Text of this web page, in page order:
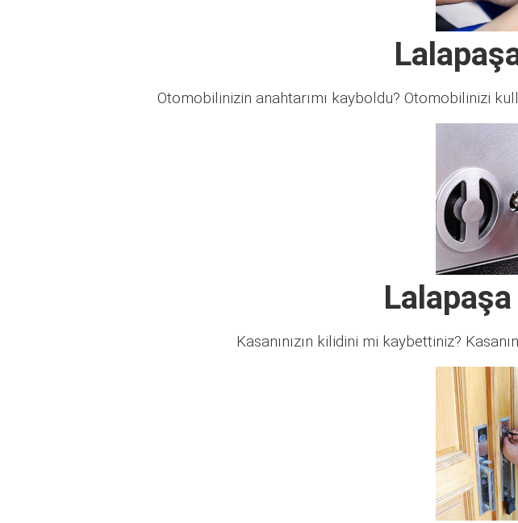
Otomobilinizin anahtarımı kayboldu? Otomobilinizi
Kasanınızın kilidini mi kaybettiniz?